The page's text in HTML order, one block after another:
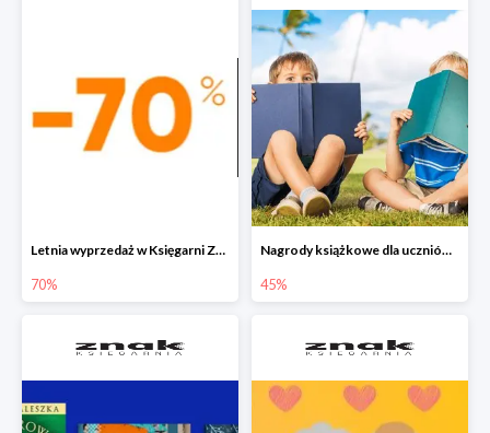
Letnia wyprzedaż w Księgarni Znak do -70%
70%
Nagrody książkowe dla uczniów na koniec roku szkolnego w Księgarni Znak do -45%
45%